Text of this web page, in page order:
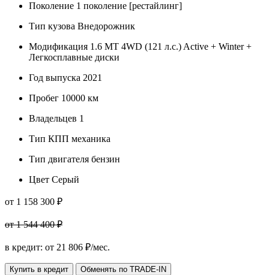
Поколение 1 поколение [рестайлинг]
Тип кузова Внедорожник
Модификация 1.6 MT 4WD (121 л.с.) Active + Winter +
Легкосплавные диски
Год выпуска 2021
Пробег 10000 км
Владельцев 1
Тип КПП механика
Тип двигателя бензин
Цвет Серый
от 1 158 300 ₽
от 1 544 400 ₽
в кредит: от 21 806 ₽/мес.
Купить в кредит Обменять по TRADE-IN